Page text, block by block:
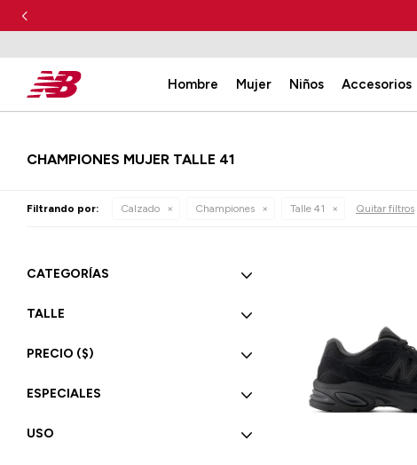
Hombre Mujer Niños Accesorios
CHAMPIONES MUJER TALLE 41
Filtrando por: Calzado Championes Talle 41 Quitar filtros
CATEGORÍAS
TALLE
PRECIO ($)
ESPECIALES
USO